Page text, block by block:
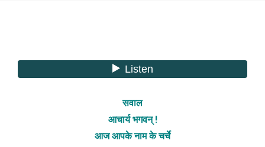
सवाल
आचार्य भगवन् !
आज आपके नाम के चर्चे